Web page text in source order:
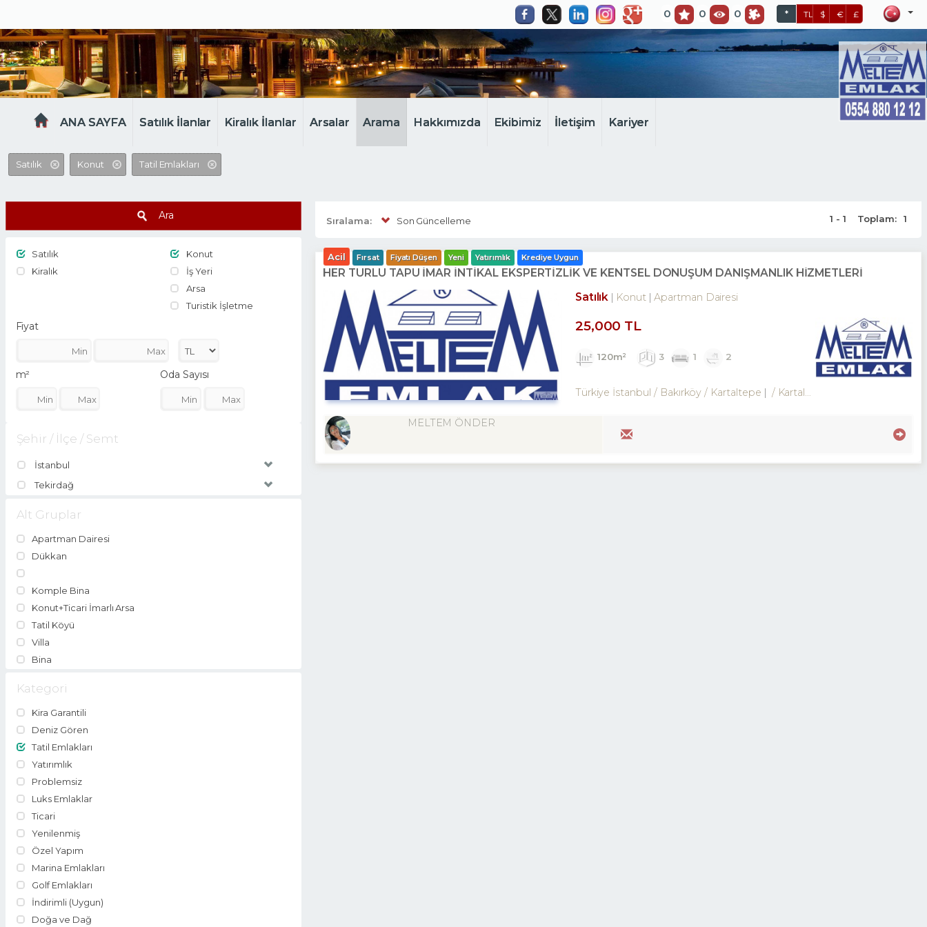
0 0 0 * TL $ € £
ANA SAYFA Satılık İlanlar Kiralık İlanlar Arsalar Arama Hakkımızda Ekibimiz İletişim Kariyer
Satılık Konut Tatil Emlakları
Ara
Satılık
Kiralık
Konut
İş Yeri
Arsa
Turistik İşletme
Fiyat
m² Oda Sayısı
Şehir / İlçe / Semt
İstanbul
Tekirdağ
Alt Gruplar
Apartman Dairesi
Dükkan
Komple Bina
Konut+Ticari İmarlı Arsa
Tatil Köyü
Villa
Bina
Kategori
Kira Garantili
Deniz Gören
Tatil Emlakları
Yatırımlık
Problemsiz
Luks Emlaklar
Ticari
Yenilenmiş
Özel Yapım
Marina Emlakları
Golf Emlakları
İndirimli (Uygun)
Doğa ve Dağ
Sıralama: Son Güncelleme 1 - 1 Toplam: 1
Acil Fırsat Fiyatı Düşen Yeni Yatırımlık Krediye Uygun
HER TÜRLÜ TAPU İMAR İNTİKAL EKSPERTİZLİK VE KENTSEL DÖNÜŞÜM DANIŞMANLIK HİZMETLERİ
Satılık
Konut Apartman Dairesi
25,000 TL
120m² 3 1 2
Türkiye İstanbul / Bakırköy / Kartaltepe / Kartaltepe Mah.
MELTEM ÖNDER